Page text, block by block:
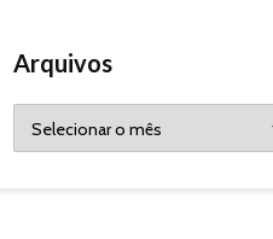
Arquivos